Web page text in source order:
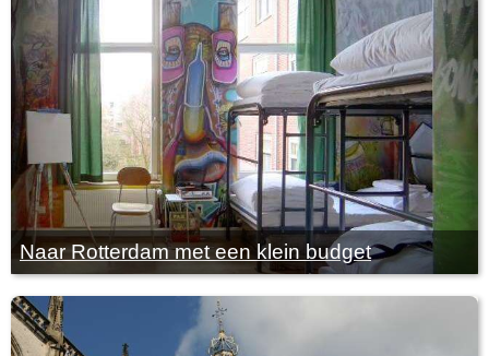
Naar Rotterdam met een klein budget